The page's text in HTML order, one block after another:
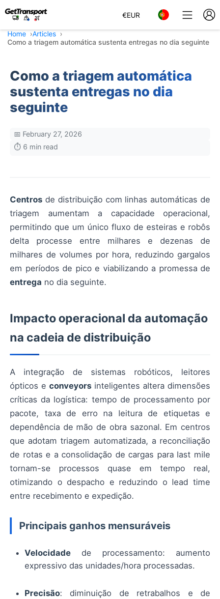
€EUR
Home
Articles
Como a triagem automática sustenta entregas no dia seguinte
Como a triagem automática
sustenta entregas no dia
seguinte
📅 February 27, 2026
⏱️ 6 min read
Centros de distribuição com linhas automáticas de
triagem aumentam a capacidade operacional,
permitindo que um único fluxo de esteiras e robôs
delta processe entre milhares e dezenas de
milhares de volumes por hora, reduzindo gargalos
em períodos de pico e viabilizando a promessa de
entrega no dia seguinte.
Impacto operacional da automação
na cadeia de distribuição
A integração de sistemas robóticos, leitores
ópticos e conveyors inteligentes altera dimensões
críticas da logística: tempo de processamento por
pacote, taxa de erro na leitura de etiquetas e
dependência de mão de obra sazonal. Em centros
que adotam triagem automatizada, a reconciliação
de rotas e a consolidação de cargas para last mile
tornam-se processos quase em tempo real,
otimizando o despacho e reduzindo o lead time
entre recebimento e expedição.
Principais ganhos mensuráveis
Velocidade de processamento: aumento
expressivo das unidades/hora processadas.
Precisão: diminuição de retrabalhos e de